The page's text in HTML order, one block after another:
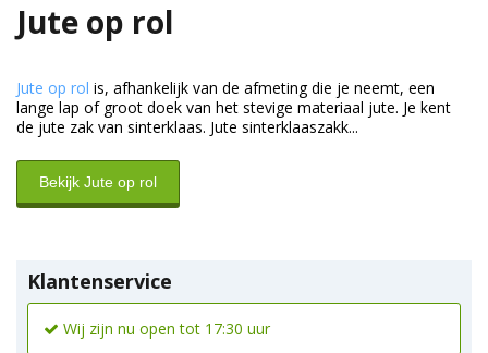
Jute op rol
Jute op rol is, afhankelijk van de afmeting die je neemt, een
lange lap of groot doek van het stevige materiaal jute. Je kent
de jute zak van sinterklaas. Jute sinterklaaszakk...
Bekijk Jute op rol
Klantenservice
Wij zijn nu open tot 17:30 uur